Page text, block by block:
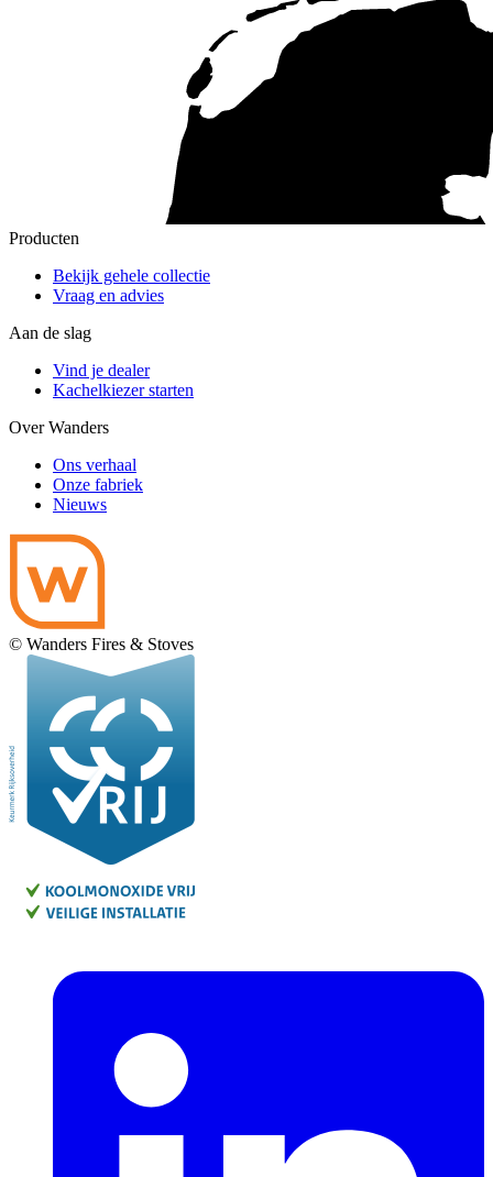
Producten
Bekijk gehele collectie
Vraag en advies
Aan de slag
Vind je dealer
Kachelkiezer starten
Over Wanders
Ons verhaal
Onze fabriek
Nieuws
© Wanders Fires & Stoves